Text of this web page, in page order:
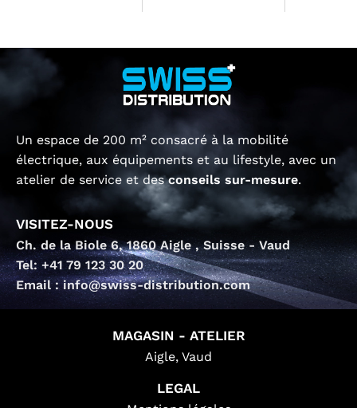
Un espace de 200 m² consacré à la mobilité
électrique, aux équipements et au lifestyle, avec un
atelier de service et desconseils sur-mesure.
VISITEZ-NOUS
Ch. de la Biole 6, 1860 Aigle , Suisse - Vaud
Tel: +41 79 123 30 20
Email : info@swiss-distribution.com
MAGASIN - ATELIER
Aigle, Vaud
LEGAL